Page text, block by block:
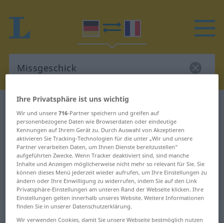
Deutsch-Französisch Wörterbuch
Deutsch-Französisch Übersetzung
für "Missgeschick"
"Missgeschick" Französisch
Übersetzung
„Missgeschick“: Neutrum
Ihre Privatsphäre ist uns wichtig
Wir und unsere716-Partner speichern und greifen auf
personenbezogene Daten wie Browserdaten oder eindeutige
Kennungen auf Ihrem Gerät zu. Durch Auswahl von Akzeptieren
aktivieren Sie Tracking-Technologien für die unter „Wir und unsere
Partner verarbeiten Daten, um Ihnen Dienste bereitzustellen“
aufgeführten Zwecke. Wenn Tracker deaktiviert sind, sind manche
Inhalte und Anzeigen möglicherweise nicht mehr so relevant für Sie. Sie
können dieses Menü jederzeit wieder aufrufen, um Ihre Einstellungen zu
ändern oder Ihre Einwilligung zu widerrufen, indem Sie auf den Link
Privatsphäre-Einstellungen am unteren Rand der Webseite klicken. Ihre
Einstellungen gelten innerhalb unseres Website. Weitere Informationen
finden Sie in unserer Datenschutzerklärung.
Wir verwenden Cookies, damit Sie unsere Webseite bestmöglich nutzen